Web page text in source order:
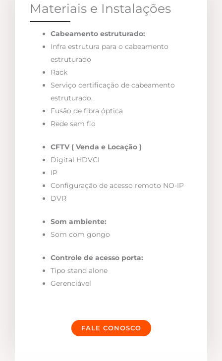
Materiais e Instalações
Cabeamento estruturado:
Infra estrutura para o cabeamento
estruturado
Rack
Serviço certificação de cabeamento
estruturado.
Fusão de fibra óptica
Rede sem fio
CFTV ( Venda e Locação )
Digital HDVCI
IP
Configuração de acesso remoto NO-IP
DVR
Som ambiente:
Som com gongo
Controle de acesso porta:
Tipo stand alone
Gerenciável
FALE CONOSCO